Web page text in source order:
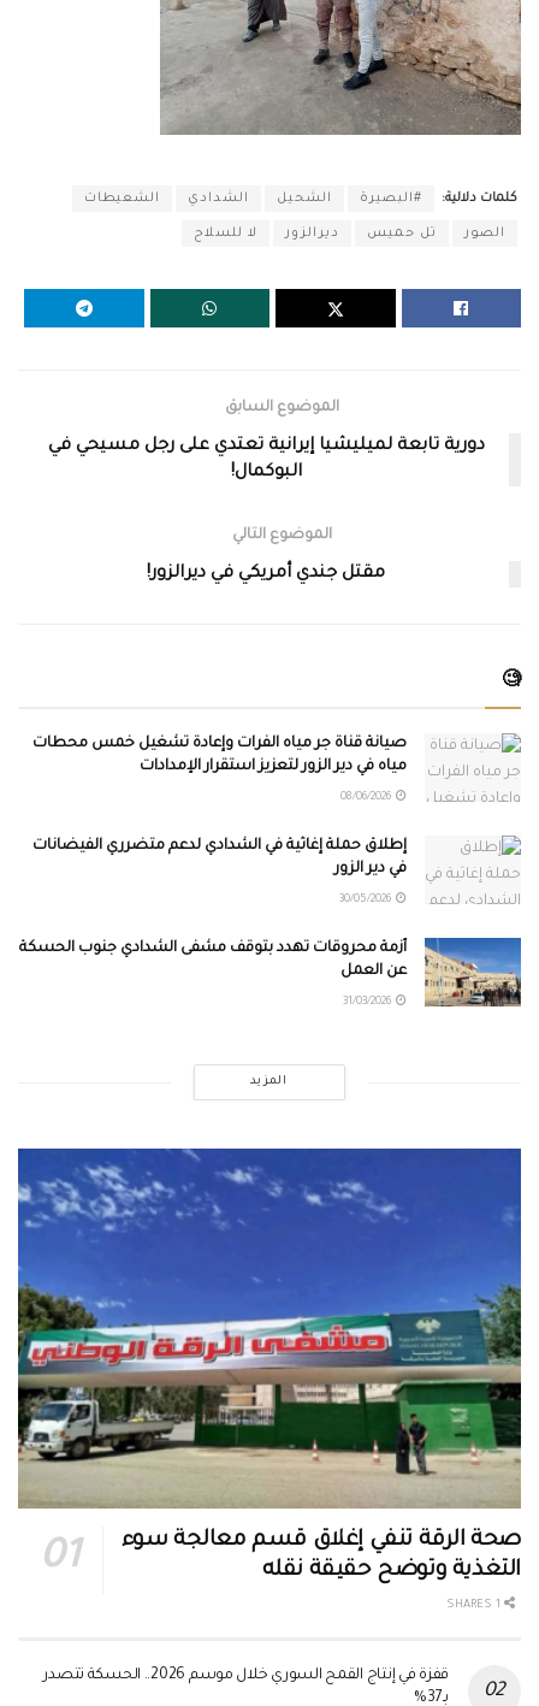
كلمات دلالية: #البصيرة الشحيل الشدادي الشعيطات
الصور تل حميس ديرالزور لا للسلاح
الموضوع السابق
دورية تابعة لميليشيا إيرانية تعتدي على رجل مسيحي في
البوكمال!
الموضوع التالي
مقتل جندي أمريكي في ديرالزور!
🧐
صيانة قناة جر مياه الفرات وإعادة تشغيل خمس محطات
مياه في دير الزور لتعزيز استقرار الإمدادات
إطلاق حملة إغاثية في الشدادي لدعم متضرري الفيضانات
في دير الزور
أزمة محروقات تهدد بتوقف مشفى الشدادي جنوب الحسكة
عن العمل
المزيد
صحة الرقة تنفي إغلاق قسم معالجة سوء
التغذية وتوضح حقيقة نقله
قفزة في إنتاج القمح السوري خلال موسم 2026.. الحسكة تتصدر
بـ37%